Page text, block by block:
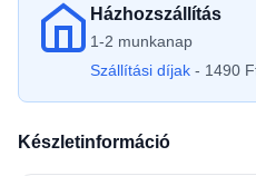
Házhozszállítás
1-2 munkanap
Szállítási díjak - 1490
Készletinformáció